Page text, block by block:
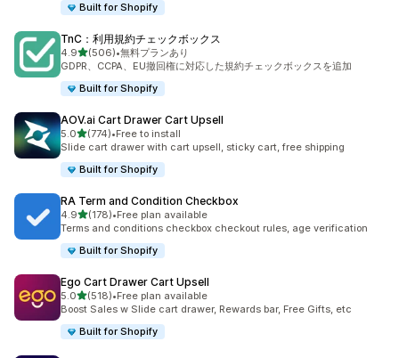
Built for Shopify
TnC：利用規約チェックボックス
4.95つ星中
(506)
合計レビュー数：506件
•無料プランあり
GDPR、CCPA、EU撤回権に対応した規約チェックボックスを追加
Built for Shopify
AOV.ai Cart Drawer Cart Upsell
5.05つ星中
(774)
合計レビュー数：774件
•Free to install
Slide cart drawer with cart upsell, sticky cart, free shipping
Built for Shopify
RA Term and Condition Checkbox
4.95つ星中
(178)
合計レビュー数：178件
•Free plan available
Terms and conditions checkbox checkout rules, age verification
Built for Shopify
Ego Cart Drawer Cart Upsell
5.05つ星中
(518)
合計レビュー数：518件
•Free plan available
Boost Sales w Slide cart drawer, Rewards bar, Free Gifts, etc
Built for Shopify